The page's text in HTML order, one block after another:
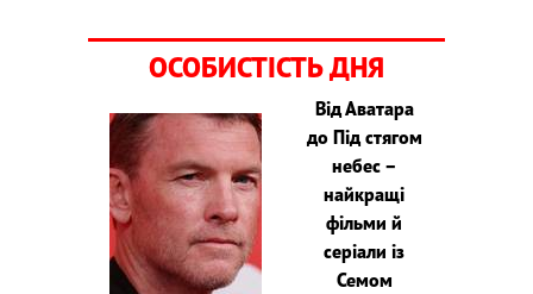
ОСОБИСТІСТЬ ДНЯ
Від Аватара
до Під стягом
небес –
найкращі
фільми й
серіали із
Семом